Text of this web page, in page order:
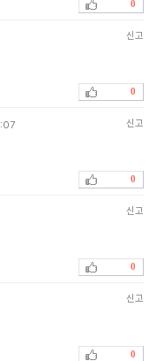
0
신고
0
신고
0
신고
0
신고
0